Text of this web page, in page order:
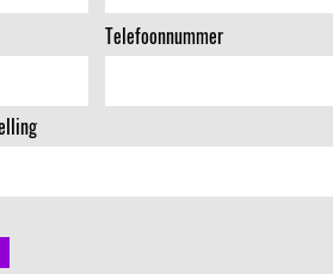
Telefoonnummer